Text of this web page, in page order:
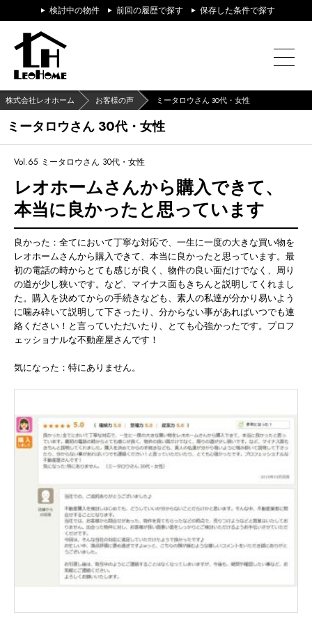
検討中の物件 前回の履歴で探す 保存した条件で探す
株式会社レオホーム お客様の声 ミータロウさん 30代・女性
ミータロウさん 30代・女性
Vol.65 ミータロウさん 30代・女性
レオホームさんから購入できて、
本当に良かったと思っています
良かった：全てにおいて丁寧な対応で、一生に一度の大きな買い物を
レオホームさんから購入できて、本当に良かったと思っています。最
初の電話の時からとても感じが良く、物件の良い面だけでなく、周り
の道が少し狭いです。など、マイナス面もきちんと説明してくれまし
た。購入を決めてからの手続きなども、素人の私達が分かり易いよう
に噛み砕いて説明して下さったり、分からない事があればいつでも連
絡ください！と言っていただいたり、とても心強かったです。プロフ
ェッショナルな不動産屋さんです！
気になった：特にありません。